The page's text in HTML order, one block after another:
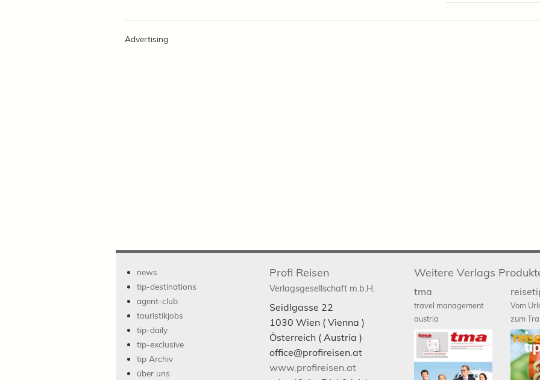
Advertising
news
tip-destinations
agent-club
touristikjobs
tip-daily
tip-exclusive
tip Archiv
über uns
Profi Reisen
Verlagsgesellschaft m.b.H.
Seidlgasse 22
1030 Wien ( Vienna )
Österreich ( Austria )
office@profireisen.at
www.profireisen.at
Weitere Verlags
tma
travel management
austria
Vom
zum